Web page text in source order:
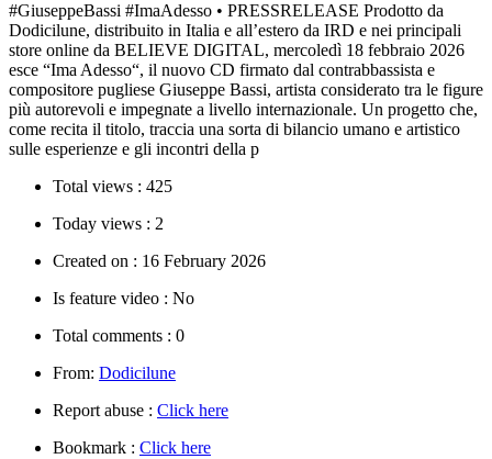
#GiuseppeBassi #ImaAdesso • PRESSRELEASE Prodotto da
Dodicilune, distribuito in Italia e all’estero da IRD e nei principali
store online da BELIEVE DIGITAL, mercoledì 18 febbraio 2026
esce “Ima Adesso“, il nuovo CD firmato dal contrabbassista e
compositore pugliese Giuseppe Bassi, artista considerato tra le figure
più autorevoli e impegnate a livello internazionale. Un progetto che,
come recita il titolo, traccia una sorta di bilancio umano e artistico
sulle esperienze e gli incontri della p
Total views : 425
Today views : 2
Created on : 16 February 2026
Is feature video : No
Total comments : 0
From: Dodicilune
Report abuse : Click here
Bookmark : Click here